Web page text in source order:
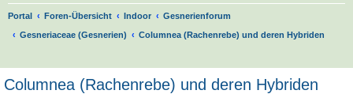
Portal Foren-Übersicht Indoor
Gesnerienforum
Gesneriaceae (Gesnerien)
Columnea (Rachenrebe) und deren Hybriden
Columnea (Rachenrebe) und deren Hybriden